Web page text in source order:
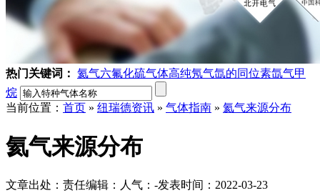
热门关键词： 氦气六氟化硫气体高纯氖气氙的同位素氙气甲
烷
当前位置： 首页 » 纽瑞德资讯 » 气体指南 » 氦气来源分布
氦气来源分布
文章出处： 责任编辑： 人气： -发表时间：2022-03-23